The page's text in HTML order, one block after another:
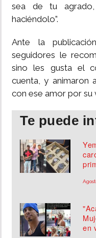
sea de tu
haciéndolo”.
Ante la
seguidores le
sino les gusta el
cuenta, y animaron
con ese amor por su
Te puede
en